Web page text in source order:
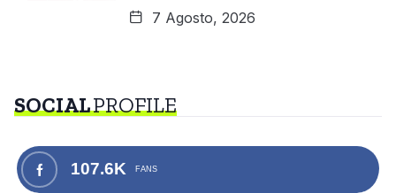
7 Agosto, 2026
SOCIALPROFILE
107.6K FANS